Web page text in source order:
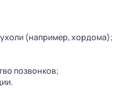
(например, хордома);
позвонков;